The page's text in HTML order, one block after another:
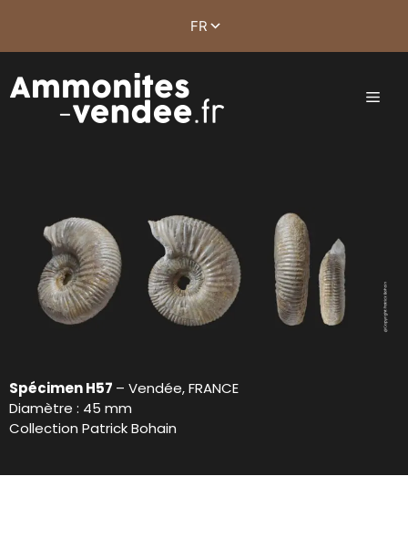
Spécimen H57 – Vendée, FRANCE
Diamètre : 45 mm
Collection Patrick Bohain